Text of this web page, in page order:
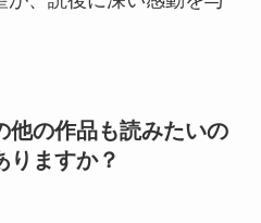
他の作品も読みたいの
りますか？